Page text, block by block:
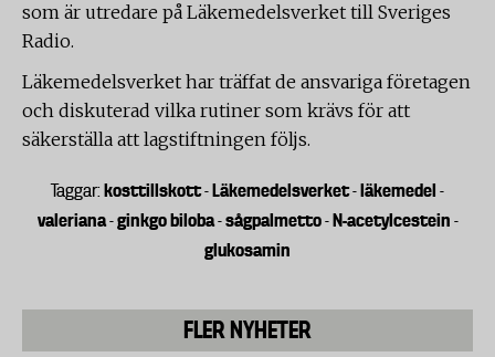
som är utredare på Läkemedelsverket till Sveriges
Radio.
Läkemedelsverket har träffat de ansvariga företagen
och diskuterad vilka rutiner som krävs för att
säkerställa att lagstiftningen följs.
Taggar: kosttillskott-Läkemedelsverket-läkemedel -
valeriana-ginkgo biloba-sågpalmetto-N-acetylcestein -
glukosamin
FLER NYHETER